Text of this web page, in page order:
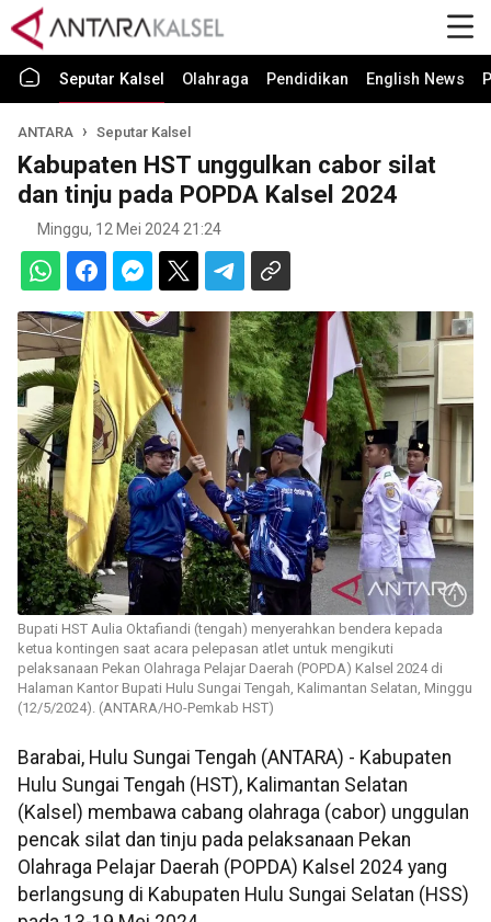
Seputar Kalsel Olahraga Pendidikan English News
ANTARA Seputar Kalsel
Kabupaten HST unggulkan cabor silat
dan tinju pada POPDA Kalsel 2024
Minggu, 12 Mei 2024 21:24
Bupati HST Aulia Oktafiandi (tengah) menyerahkan bendera kepada
ketua kontingen saat acara pelepasan atlet untuk mengikuti
pelaksanaan Pekan Olahraga Pelajar Daerah (POPDA) Kalsel 2024 di
Halaman Kantor Bupati Hulu Sungai Tengah, Kalimantan Selatan, Minggu
(12/5/2024). (ANTARA/HO-Pemkab HST)
Barabai, Hulu Sungai Tengah (ANTARA) - Kabupaten
Hulu Sungai Tengah (HST), Kalimantan Selatan
(Kalsel) membawa cabang olahraga (cabor) unggulan
pencak silat dan tinju pada pelaksanaan Pekan
Olahraga Pelajar Daerah (POPDA) Kalsel 2024 yang
berlangsung di Kabupaten Hulu Sungai Selatan (HSS)